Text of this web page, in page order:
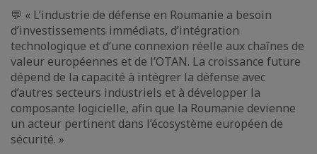
💬 « L’industrie de défense en Roumanie a besoin
d’investissements immédiats, d’intégration
technologique et d’une connexion réelle aux chaînes de
valeur européennes et de l’OTAN. La croissance future
dépend de la capacité à intégrer la défense avec
d’autres secteurs industriels et à développer la
composante logicielle, afin que la Roumanie devienne
un acteur pertinent dans l’écosystème européen de
sécurité. »